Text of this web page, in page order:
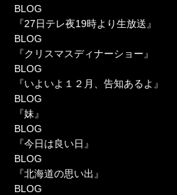
BLOG
『27日テレ夜19時より生放送』
BLOG
『クリスマスディナーショー』
BLOG
『いよいよ１２月、告知あるよ』
BLOG
『妹』
BLOG
『今日は良い日』
BLOG
『北海道の思い出』
BLOG